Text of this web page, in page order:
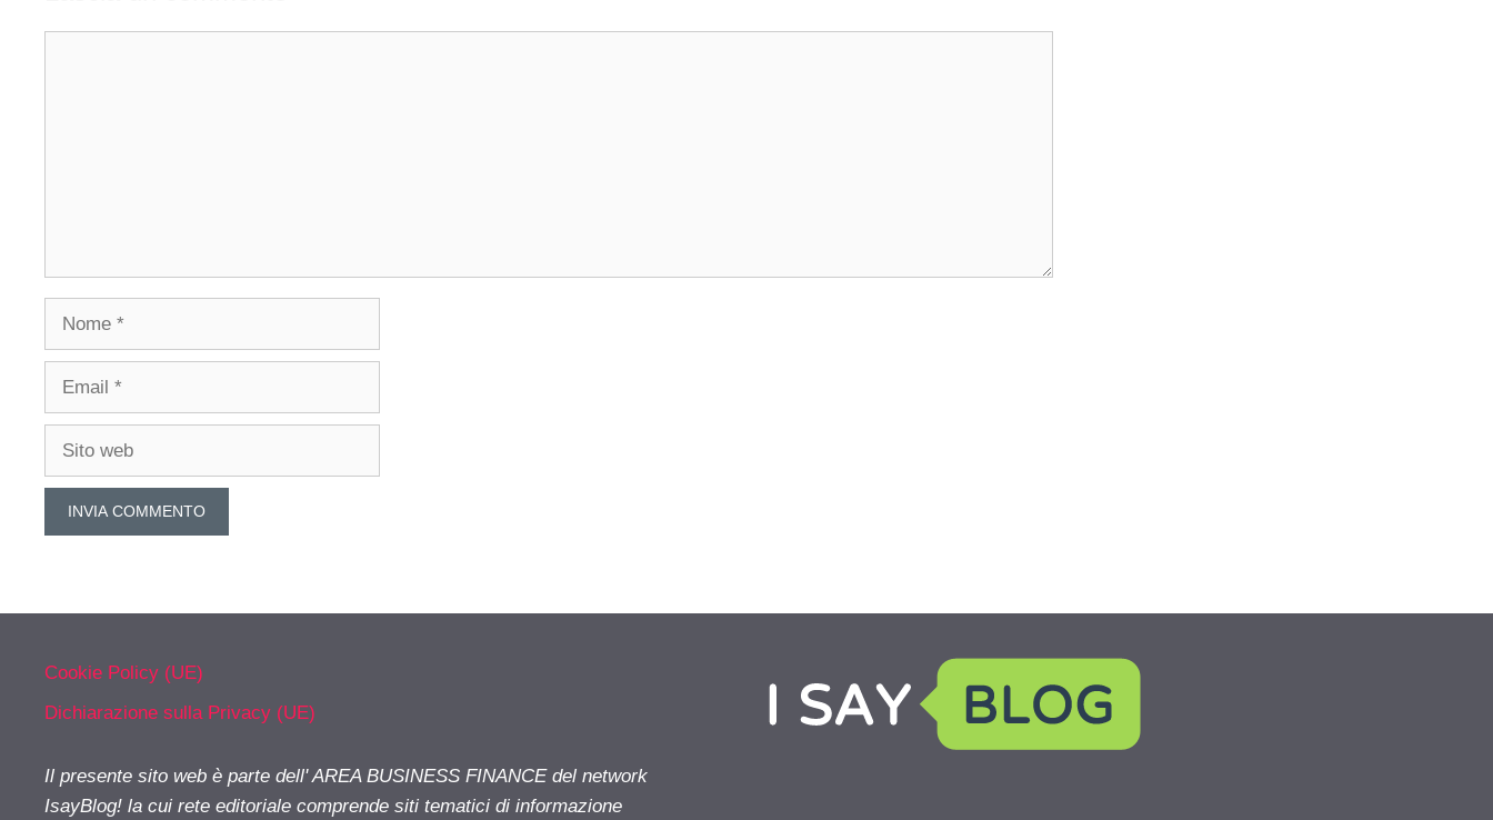
Nome
Email
Sito
Cookie Policy (UE)
Dichiarazione sulla Privacy (UE)
Il presente sito web è parte dell' AREA BUSINESS FINANCE del network
IsayBlog! la cui rete editoriale comprende siti tematici di informazione